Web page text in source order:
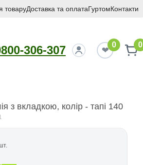
товаруДоставка та оплатаГуртомКонтакти
306-307 0 0
з вкладкою, колір - тапі 140